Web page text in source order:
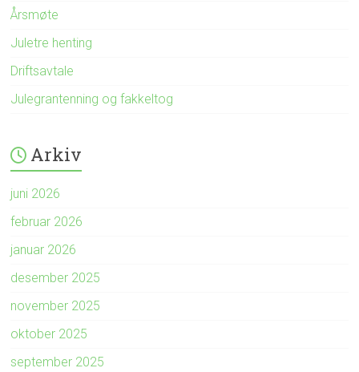
Årsmøte
Juletre henting
Driftsavtale
Julegrantenning og fakkeltog
Arkiv
juni 2026
februar 2026
januar 2026
desember 2025
november 2025
oktober 2025
september 2025